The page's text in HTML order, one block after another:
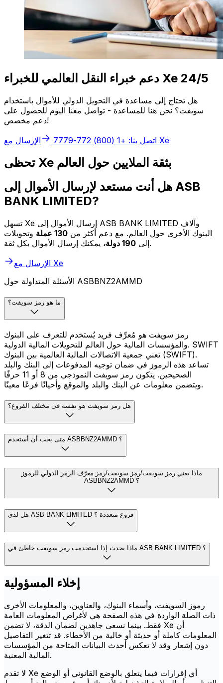
دعم خبراء النقل العالمي للخبراء Xe 24/5
هل تحتاج إلى مساعدة في التحويل الدولي للأموال باستخدام
سويفت؟ نحن هنا للمساعدة - تواصل معنا اليوم للحصول على
دعم مخصص!
اتصل بنا: +1 (800) 772-7779 الإرسال مع Xe
تحظى Xe بثقة الملايين حول العالم
هل أنت مستعد لإرسال الأموال إلى ASB
BANK LIMITED?
تسهل Xe إرسال الأموال إلى ASB BANK LIMITED وآلاف
البنوك الأخرى حول العالم. مع دعم أكثر من 130 عملة
وتحويلات
إلى 190 دولة،
يمكنك إرسال الأموال بكل ثقة.
الإرسال مع Xe
الأسئلة المتداولة حول ASBBNZ2AMMD
ما هو رمز سويفت؟
رمز سويفت هو مُعرِّف فريد يُستخدم للتعرف على البنوك
والمؤسسات المالية حول العالم للتحويلات المالية الدولية. SWIFT
تعني جمعية الاتصالات المالية العالمية بين البنوك (SWIFT).
تساعد هذه الرموز في ضمان توجيه المدفوعات إلى البنك والبلد
الصحيحين. يتكون رمز سويفت النموذجي من 8 أو 11 حرفًا
ويتضمن معلومات عن البنك والبلد والموقع وأحيانًا فرعًا معينًا.
هل رمز سويفت هو نفسه في مختلف الفروع؟
متى يجب أن أستخدم ASBBNZ2AMMD ؟
ماذا يعني رمز سويفت/رمز سويفت/رمز معرّف الرمز الدولي للرموز
ASBBNZ2AMMD ؟
هل لدى ASB BANK LIMITED فروع متعددة ؟
ماذا يحدث إذا استخدمت رمز سويفت خاطئ في ASB BANK LIMITED ؟
إخلاء المسؤولية
رموز السويفت، وأسماء البنوك، والعناوين، والمعلومات الأخرى
ذات الصلة الواردة في هذه الصفحة هي لأغراض المعلومات العامة
فقط. بينما نسعى جاهدين لضمان الدقة، لا تضمن Xe أن
المعلومات كاملة أو حديثة أو خالية من الأخطاء. قد تتغير التفاصيل
دون إشعار وقد لا تعكس أحدث البيانات المتاحة من المؤسسات
المالية المعنية.
لا تقدم Xe أي إقرارات فيما يتعلق بالوضع القانوني أو الوضع